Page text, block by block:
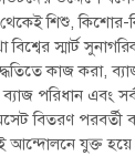
শিশু, কিশোর-
স্মার্ট
কাজ করা,
পরিধান এবং
বিতরণ
আন্দোলনে যুক্ত